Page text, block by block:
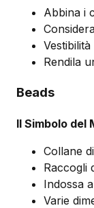
Abbina i
Rendila
Beads
Il Simbolo del
Collane
Raccogli
Indossa
Varie